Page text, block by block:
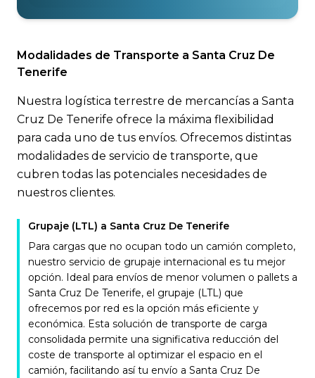
Modalidades de Transporte a Santa Cruz De
Tenerife
Nuestra logística terrestre de mercancías a Santa
Cruz De Tenerife ofrece la máxima flexibilidad
para cada uno de tus envíos. Ofrecemos distintas
modalidades de servicio de transporte, que
cubren todas las potenciales necesidades de
nuestros clientes.
Grupaje (LTL) a Santa Cruz De Tenerife
Para cargas que no ocupan todo un camión completo,
nuestro servicio de grupaje internacional es tu mejor
opción. Ideal para envíos de menor volumen o pallets a
Santa Cruz De Tenerife, el grupaje (LTL) que
ofrecemos por red es la opción más eficiente y
económica. Esta solución de transporte de carga
consolidada permite una significativa reducción del
coste de transporte al optimizar el espacio en el
camión, facilitando así tu envío a Santa Cruz De